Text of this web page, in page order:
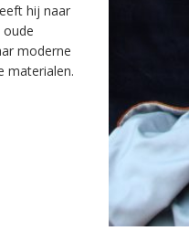
hij naar
oude
moderne
materialen.